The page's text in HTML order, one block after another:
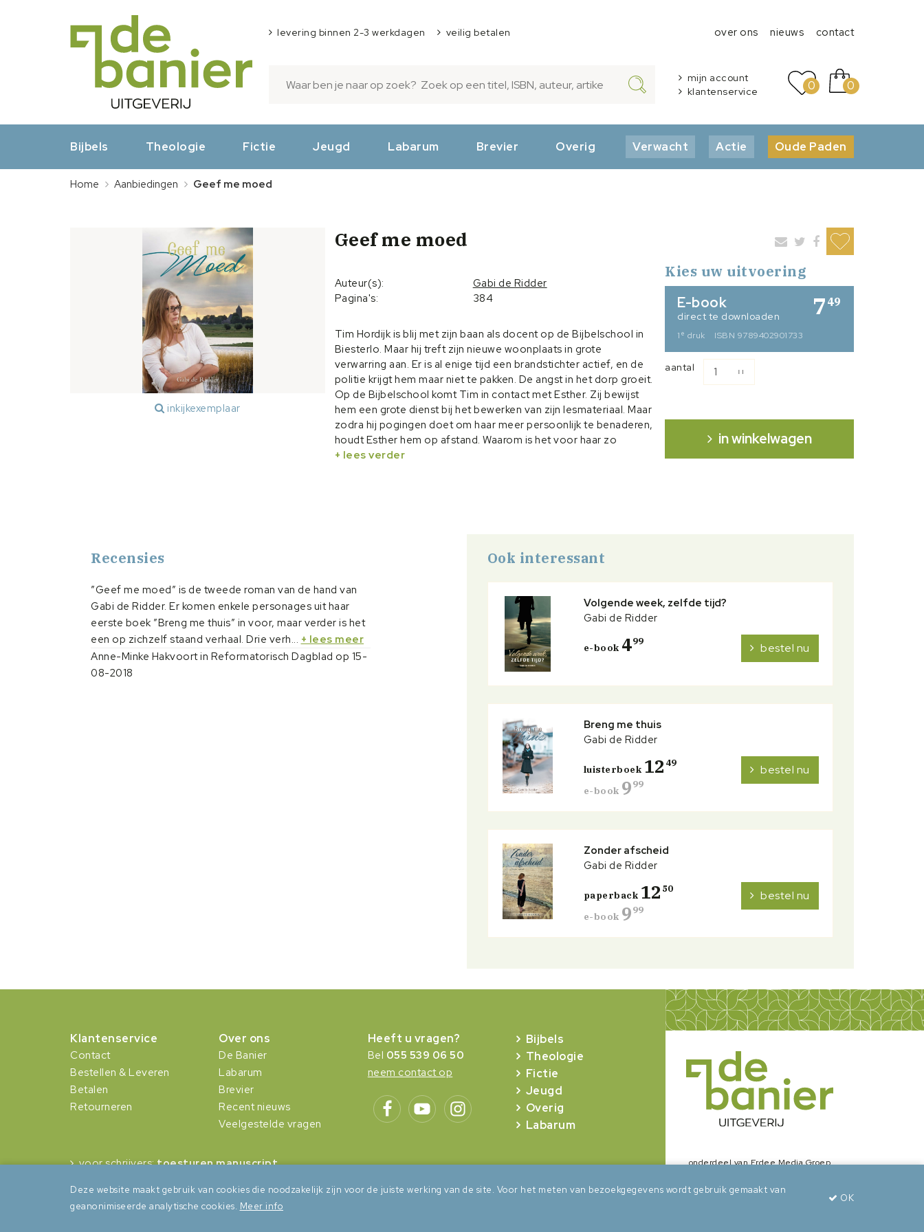
levering binnen 2-3 werkdagen veilig betalen over ons nieuws contact
mijn account
klantenservice
0 0
Bijbels Theologie Fictie Jeugd Labarum Brevier Overig Verwacht Actie Oude Paden
Home Aanbiedingen Geef me moed
inkijkexemplaar
Geef me moed
Auteur(s):
Gabi de Ridder
Pagina's:
384
Tim Hordijk is blij met zijn baan als docent op de Bijbelschool in
Biesterlo. Maar hij treft zijn nieuwe woonplaats in grote
verwarring aan. Er is al enige tijd een brandstichter actief, en de
politie krijgt hem maar niet te pakken. De angst in het dorp groeit.
Op de Bijbelschool komt Tim in contact met Esther. Zij bewijst
hem een grote dienst bij het bewerken van zijn lesmateriaal. Maar
zodra hij pogingen doet om haar meer persoonlijk te benaderen,
houdt Esther hem op afstand. Waarom is het voor haar zo
moeilijk om hem toe te laten in haar leven?
+ lees verder
Kies uw uitvoering
7 49
E-book
direct te downloaden
1 e druk ISBN 9789402901733
aantal
in winkelwagen
Recensies
”Geef me moed” is de tweede roman van de hand van
Gabi de Ridder. Er komen enkele personages uit haar
eerste boek ”Breng me thuis” in voor, maar verder is het
een op zichzelf staand verhaal. Drie verh... + lees meer
Anne-Minke Hakvoort in Reformatorisch Dagblad op 15-
08-2018
Ook interessant
Volgende week, zelfde tijd?
Gabi de Ridder
e-book 499 bestel nu
Breng me thuis
Gabi de Ridder
luisterboek 12 49
e-book 999
bestel nu
Zonder afscheid
Gabi de Ridder
paperback 12 50
e-book 999
bestel nu
Klantenservice
Contact
Bestellen & Leveren
Betalen
Retourneren
Over ons
De Banier
Labarum
Brevier
Recent nieuws
Veelgestelde vragen
Heeft u vragen?
Bel 055 539 06 50
neem contact op
Bijbels
Theologie
Fictie
Jeugd
Overig
Labarum
voor schrijvers:toesturen manuscript onderdeel van Erdee Media Groep
Deze website maakt gebruik van cookies die noodzakelijk zijn voor de juiste werking van de site. Voor het meten van bezoekgegevens wordt gebruik gemaakt van
geanonimiseerde analytische cookies. Meer info
OK